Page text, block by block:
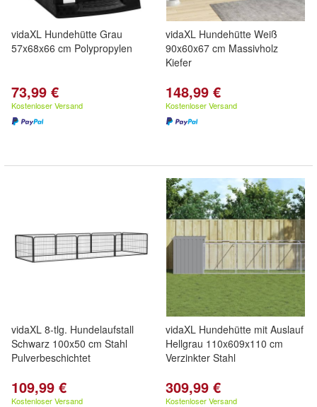
vidaXL Hundehütte Grau
57x68x66 cm Polypropylen
73,99 €
Kostenloser Versand
vidaXL Hundehütte Weiß
90x60x67 cm Massivholz
Kiefer
148,99 €
Kostenloser Versand
vidaXL 8-tlg. Hundelaufstall
Schwarz 100x50 cm Stahl
Pulverbeschichtet
109,99 €
Kostenloser Versand
vidaXL Hundehütte mit Auslauf
Hellgrau 110x609x110 cm
Verzinkter Stahl
309,99 €
Kostenloser Versand